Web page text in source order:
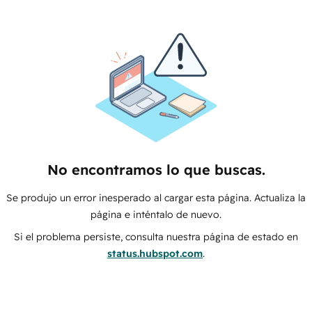
No encontramos lo que buscas.
Se produjo un error inesperado al cargar esta página. Actualiza la
página e inténtalo de nuevo.
Si el problema persiste, consulta nuestra página de estado en
status.hubspot.com.